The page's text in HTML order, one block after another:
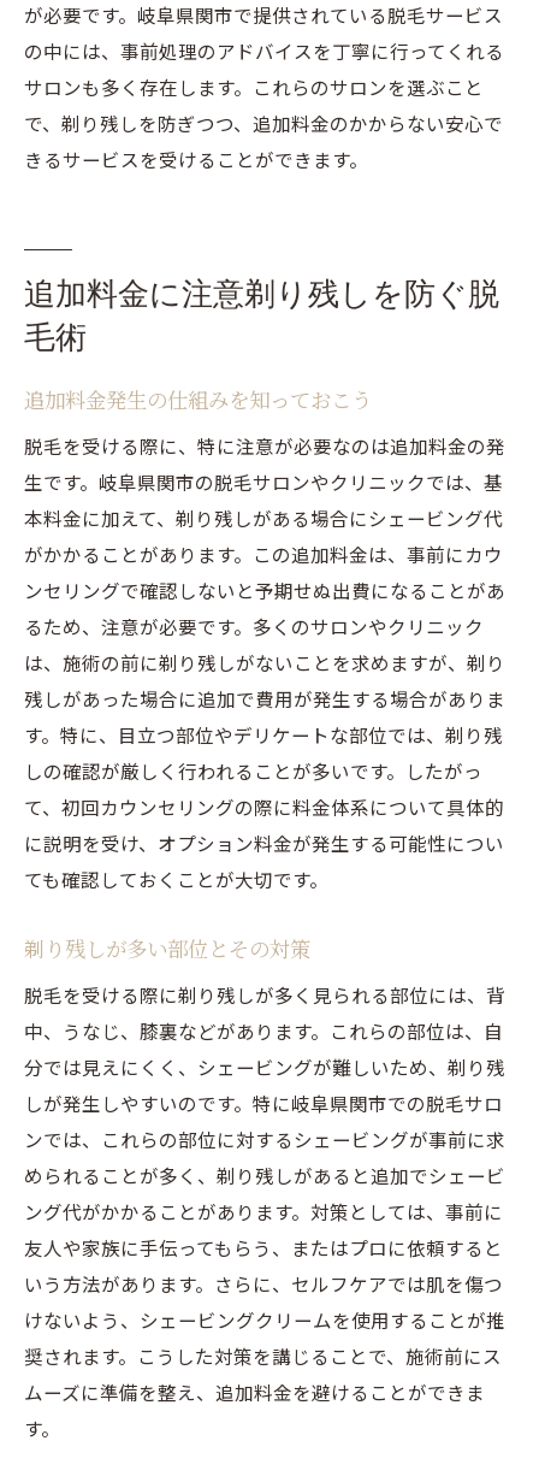
が必要です。岐阜県関市で提供されている脱毛サービス
の中には、事前処理のアドバイスを丁寧に行ってくれる
サロンも多く存在します。これらのサロンを選ぶこと
で、剃り残しを防ぎつつ、追加料金のかからない安心で
きるサービスを受けることができます。
追加料金に注意剃り残しを防ぐ脱
毛術
追加料金発生の仕組みを知っておこう
脱毛を受ける際に、特に注意が必要なのは追加料金の発
生です。岐阜県関市の脱毛サロンやクリニックでは、基
本料金に加えて、剃り残しがある場合にシェービング代
がかかることがあります。この追加料金は、事前にカウ
ンセリングで確認しないと予期せぬ出費になることがあ
るため、注意が必要です。多くのサロンやクリニック
は、施術の前に剃り残しがないことを求めますが、剃り
残しがあった場合に追加で費用が発生する場合がありま
す。特に、目立つ部位やデリケートな部位では、剃り残
しの確認が厳しく行われることが多いです。したがっ
て、初回カウンセリングの際に料金体系について具体的
に説明を受け、オプション料金が発生する可能性につい
ても確認しておくことが大切です。
剃り残しが多い部位とその対策
脱毛を受ける際に剃り残しが多く見られる部位には、背
中、うなじ、膝裏などがあります。これらの部位は、自
分では見えにくく、シェービングが難しいため、剃り残
しが発生しやすいのです。特に岐阜県関市での脱毛サロ
ンでは、これらの部位に対するシェービングが事前に求
められることが多く、剃り残しがあると追加でシェービ
ング代がかかることがあります。対策としては、事前に
友人や家族に手伝ってもらう、またはプロに依頼すると
いう方法があります。さらに、セルフケアでは肌を傷つ
けないよう、シェービングクリームを使用することが推
奨されます。こうした対策を講じることで、施術前にス
ムーズに準備を整え、追加料金を避けることができま
す。